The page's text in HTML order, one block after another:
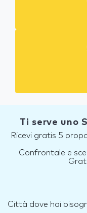
Ti serve uno
Ricevi gratis 5
Confrontale e
Città dove hai